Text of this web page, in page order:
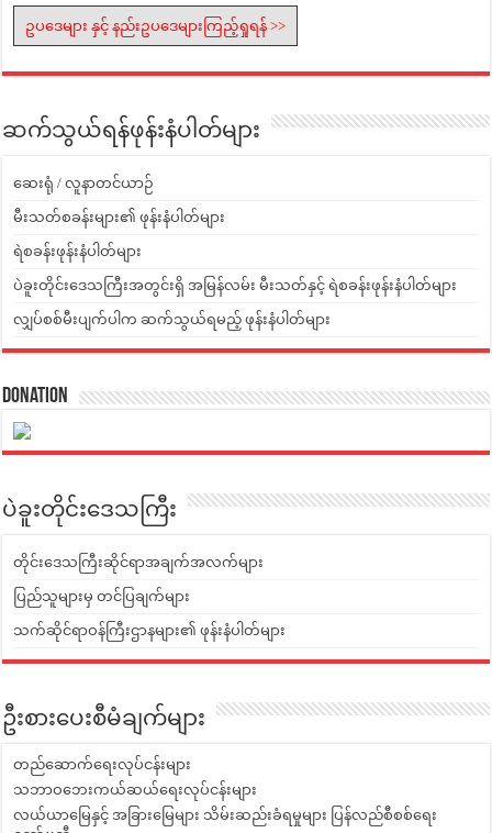
ဥပဒေများ နှင့် နည်းဥပဒေများကြည့်ရှုရန် >>
ဆက်သွယ်ရန်ဖုန်းနံပါတ်များ
ဆေးရုံ / လူနာတင်ယာဉ်
မီးသတ်စခန်းများ၏ ဖုန်းနံပါတ်များ
ရဲစခန်းဖုန်းနံပါတ်များ
ပဲခူးတိုင်းဒေသကြီးအတွင်းရှိ အမြန်လမ်း မီးသတ်နှင့် ရဲစခန်းဖုန်းနံပါတ်များ
လျှပ်စစ်မီးပျက်ပါက ဆက်သွယ်ရမည့် ဖုန်းနံပါတ်များ
Donation
ပဲခူးတိုင်းဒေသကြီး
တိုင်းဒေသကြီးဆိုင်ရာအချက်အလက်များ
ပြည်သူများမှ တင်ပြချက်များ
သက်ဆိုင်ရာဝန်ကြီးဌာနများ၏ ဖုန်းနံပါတ်များ
ဦးစားပေးစီမံချက်များ
တည်ဆောက်ရေးလုပ်ငန်းများ
သဘာဝဘေးကယ်ဆယ်ရေးလုပ်ငန်းများ
လယ်ယာမြေနှင့် အခြားမြေများ သိမ်းဆည်းခံရမှုများ ပြန်လည်စီစစ်ရေး